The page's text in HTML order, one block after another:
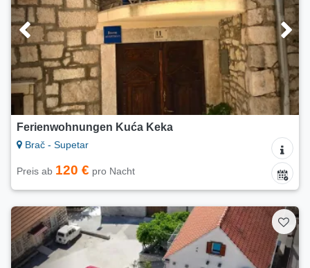
Ferienwohnungen Kuća Keka
Brač - Supetar
Preis ab 120 € pro Nacht